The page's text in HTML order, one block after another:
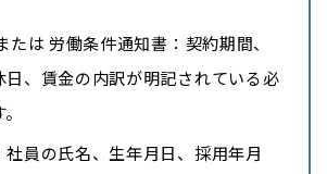
たは 労働条件通知書：契約期間、
日、賃金の内訳が明記されている必
社員の氏名、生年月日、採用年月